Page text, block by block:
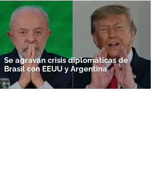
Se agravan crisis diplomáticas de
Brasil con EEUU y Argentina